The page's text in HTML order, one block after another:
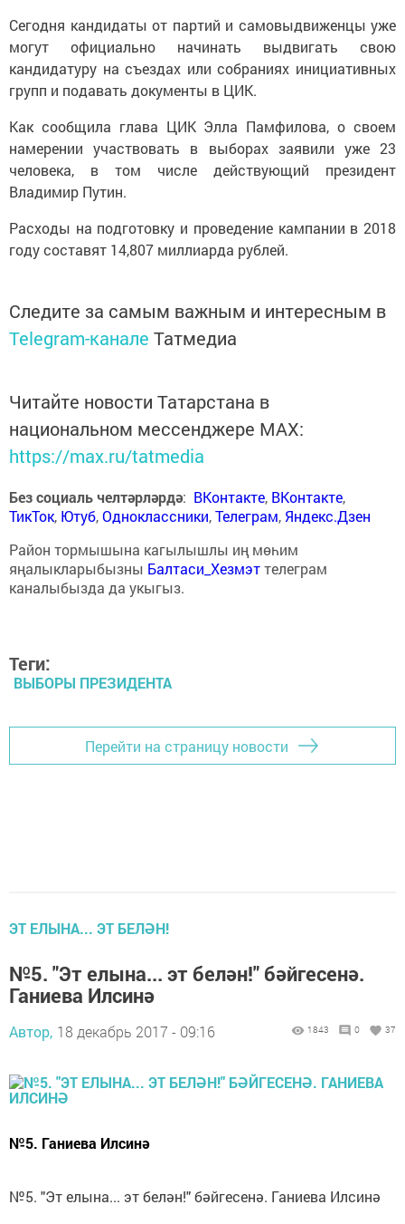
Сегодня кандидаты от партий и самовыдвиженцы уже
могут официально начинать выдвигать свою
кандидатуру на съездах или собраниях инициативных
групп и подавать документы в ЦИК.
Как сообщила глава ЦИК Элла Памфилова, о своем
намерении участвовать в выборах заявили уже 23
человека, в том числе действующий президент
Владимир Путин.
Расходы на подготовку и проведение кампании в 2018
году составят 14,807 миллиарда рублей.
Следите за самым важным и интересным в
Telegram-канале Татмедиа
Читайте новости Татарстана в
национальном мессенджере MАХ:
https://max.ru/tatmedia
Без социаль челтәрләрдә: ВКонтакте, ВКонтакте,
ТикТок, Ютуб,Одноклассники,Телеграм, Яндекс.Дзен
Район тормышына кагылышлы иң мөһим
яңалыкларыбызны Балтаси_Хезмэттелеграм
каналыбызда да укыгыз.
Теги:
ВЫБОРЫ ПРЕЗИДЕНТА
Перейти на страницу новости
ЭТ ЕЛЫНА... ЭТ БЕЛӘН!
№5. "Эт елына... эт белән!" бәйгесенә.
Ганиева Илсинә
Автор, 18 декабрь 2017 - 09:16 1843 0 37
№5. Ганиева Илсинә
№5. "Эт елына... эт белән!" бәйгесенә. Ганиева Илсинә